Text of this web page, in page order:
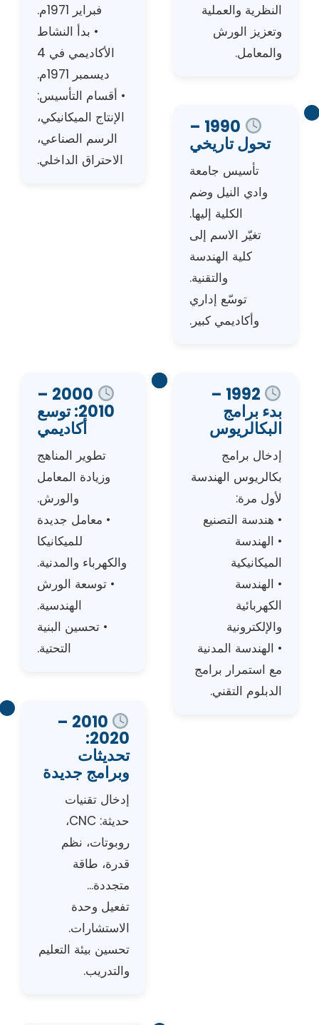
فبراير 1971م.
• بدأ النشاط
الأكاديمي في 4
ديسمبر 1971م.
• أقسام التأسيس:
الإنتاج الميكانيكي،
الرسم الصناعي،
الاحتراق الداخلي.
النظرية والعملية
وتعزيز الورش
والمعامل.
1990 –
تحول تاريخي
تأسيس جامعة
وادي النيل وضم
الكلية إليها.
تغيّر الاسم إلى
كلية الهندسة
والتقنية.
توسّع إداري
وأكاديمي كبير.
1992 –
بدء برامج
البكالريوس
إدخال برامج
بكالريوس الهندسة
لأول مرة:
• هندسة التصنيع
• الهندسة
الميكانيكية
• الهندسة
الكهربائية
والإلكترونية
• الهندسة المدنية
مع استمرار برامج
الدبلوم التقني.
2000 –
2010: توسع
أكاديمي
تطوير المناهج
وزيادة المعامل
والورش.
• معامل جديدة
للميكانيكا
والكهرباء والمدنية.
• توسعة الورش
الهندسية.
• تحسين البنية
التحتية.
2010 –
2020:
تحديثات
وبرامج جديدة
إدخال تقنيات
حديثة: CNC،
روبوتات، نظم
قدرة، طاقة
متجددة...
تفعيل وحدة
الاستشارات.
تحسين بيئة التعليم
والتدريب.